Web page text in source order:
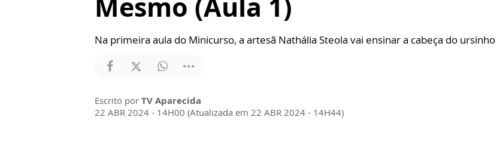
Na primeira aula do Minicurso, a artesã Nathália Steola vai ensinar a cabeça do ursinho
Escrito por TV Aparecida
22 ABR 2024 - 14H00 (Atualizada em 22 ABR 2024 - 14H44)